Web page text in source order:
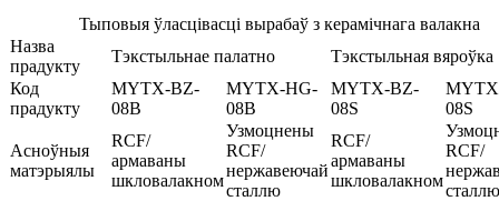
Тыповыя ўласцівасці вырабаў з керамічнага валакна
Назва
прадукту
Тэкстыльнае палатно
Тэкстыльная вяроўка
Код
прадукту
MYTX-BZ-
08B
MYTX-HG-
08B
MYTX-BZ-
08S
08S
Асноўныя
матэрыялы
RCF/
армаваны
шкловалакном
Узмоцнены
RCF/
нержавеючай
сталлю
RCF/
армаваны
шкловалакном
RCF/
сталлю